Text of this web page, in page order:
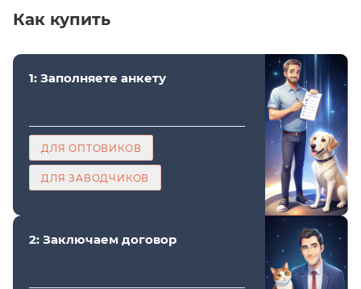
Как купить
1: Заполняете анкету
ДЛЯ ОПТОВИКОВ
ДЛЯ ЗАВОДЧИКОВ
2: Заключаем договор